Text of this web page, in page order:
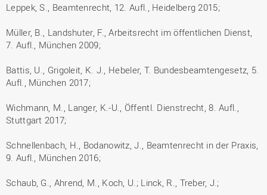
Leppek, S., Beamtenrecht, 12. Aufl., Heidelberg 2015;
Müller, B., Landshuter, F., Arbeitsrecht im öffentlichen Dienst,
7. Aufl., München 2009;
Battis, U., Grigoleit, K. J., Hebeler, T. Bundesbeamtengesetz, 5.
Aufl., München 2017;
Wichmann, M., Langer, K.-U., Öffentl. Dienstrecht, 8. Aufl.,
Stuttgart 2017;
Schnellenbach, H., Bodanowitz, J., Beamtenrecht in der Praxis,
9. Aufl., München 2016;
Schaub, G., Ahrend, M., Koch, U.; Linck, R., Treber, J.;